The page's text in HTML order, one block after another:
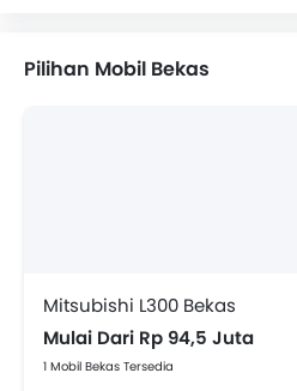
XPENG
Pilihan Mobil Bekas
Mitsubishi L300 Bekas
Mulai Dari Rp 94,5 Juta
1 Mobil Bekas Tersedia